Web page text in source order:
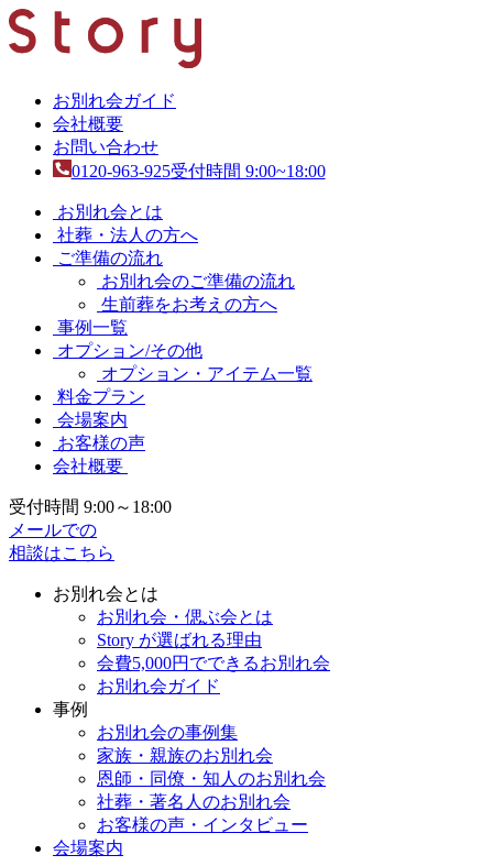
お別れ会ガイド
会社概要
お問い合わせ
0120-963-925受付時間 9:00~18:00
お別れ会とは
社葬・法人の方へ
ご準備の流れ
お別れ会のご準備の流れ
生前葬をお考えの方へ
事例一覧
オプション/その他
オプション・アイテム一覧
料金プラン
会場案内
お客様の声
会社概要
受付時間 9:00～18:00
メールでの
相談はこちら
お別れ会とは
お別れ会・偲ぶ会とは
Story が選ばれる理由
会費5,000円でできるお別れ会
お別れ会ガイド
事例
お別れ会の事例集
家族・親族のお別れ会
恩師・同僚・知人のお別れ会
社葬・著名人のお別れ会
お客様の声・インタビュー
会場案内